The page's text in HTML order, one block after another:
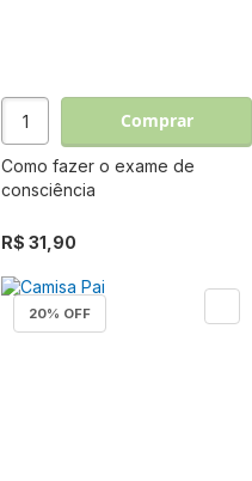
Comprar
Como fazer o exame de
consciência
R$ 31,90
20% OFF